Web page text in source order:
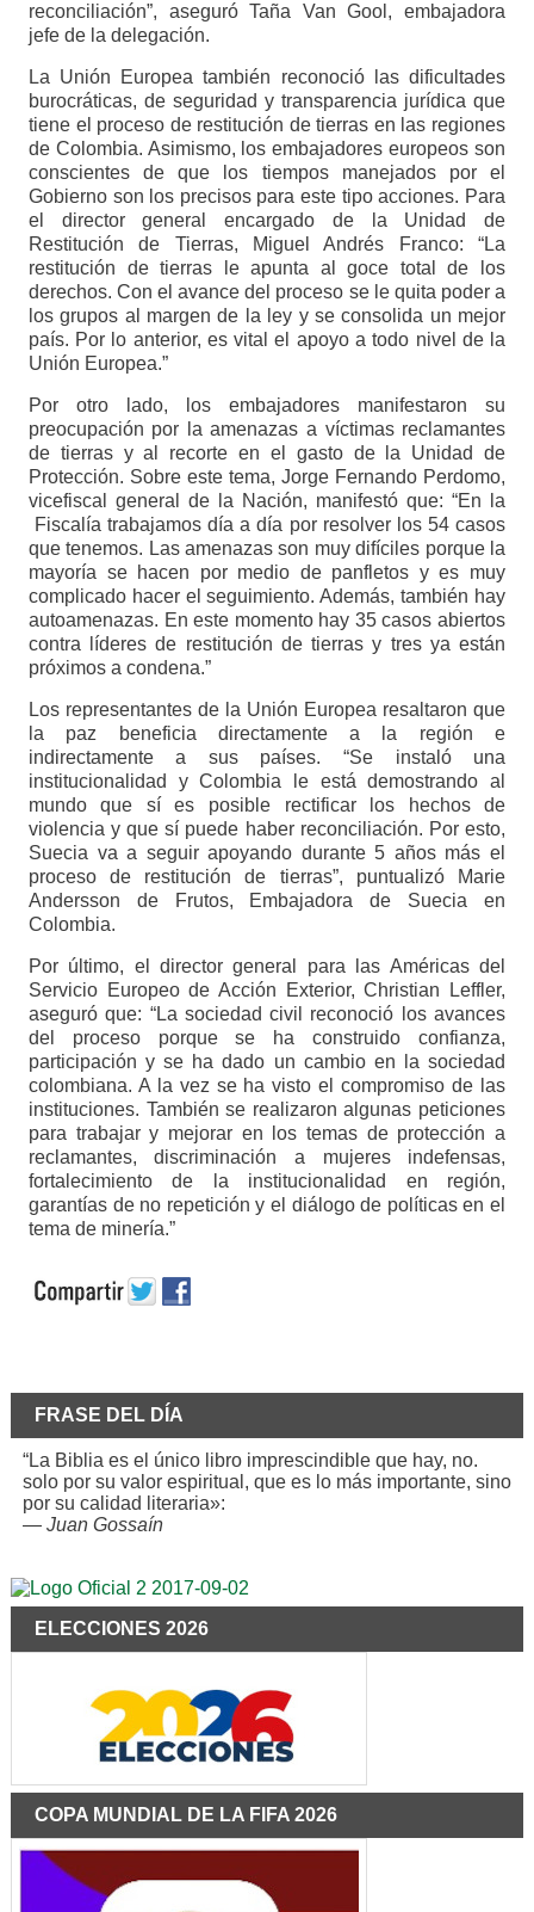
reconciliación”, aseguró Taña Van Gool, embajadora
jefe de la delegación.
La Unión Europea también reconoció las dificultades
burocráticas, de seguridad y transparencia jurídica que
tiene el proceso de restitución de tierras en las regiones
de Colombia. Asimismo, los embajadores europeos son
conscientes de que los tiempos manejados por el
Gobierno son los precisos para este tipo acciones. Para
el director general encargado de la Unidad de
Restitución de Tierras, Miguel Andrés Franco: “La
restitución de tierras le apunta al goce total de los
derechos. Con el avance del proceso se le quita poder a
los grupos al margen de la ley y se consolida un mejor
país. Por lo anterior, es vital el apoyo a todo nivel de la
Unión Europea.”
Por otro lado, los embajadores manifestaron su
preocupación por la amenazas a víctimas reclamantes
de tierras y al recorte en el gasto de la Unidad de
Protección. Sobre este tema, Jorge Fernando Perdomo,
vicefiscal general de la Nación, manifestó que: “En la
Fiscalía trabajamos día a día por resolver los 54 casos
que tenemos. Las amenazas son muy difíciles porque la
mayoría se hacen por medio de panfletos y es muy
complicado hacer el seguimiento. Además, también hay
autoamenazas. En este momento hay 35 casos abiertos
contra líderes de restitución de tierras y tres ya están
próximos a condena.”
Los representantes de la Unión Europea resaltaron que
la paz beneficia directamente a la región e
indirectamente a sus países. “Se instaló una
institucionalidad y Colombia le está demostrando al
mundo que sí es posible rectificar los hechos de
violencia y que sí puede haber reconciliación. Por esto,
Suecia va a seguir apoyando durante 5 años más el
proceso de restitución de tierras”, puntualizó Marie
Andersson de Frutos, Embajadora de Suecia en
Colombia.
Por último, el director general para las Américas del
Servicio Europeo de Acción Exterior, Christian Leffler,
aseguró que: “La sociedad civil reconoció los avances
del proceso porque se ha construido confianza,
participación y se ha dado un cambio en la sociedad
colombiana. A la vez se ha visto el compromiso de las
instituciones. También se realizaron algunas peticiones
para trabajar y mejorar en los temas de protección a
reclamantes, discriminación a mujeres indefensas,
fortalecimiento de la institucionalidad en región,
garantías de no repetición y el diálogo de políticas en el
tema de minería.”
FRASE DEL DÍA
“La Biblia es el único libro imprescindible que hay, no.
solo por su valor espiritual, que es lo más importante, sino
por su calidad literaria»:
— Juan Gossaín
ELECCIONES 2026
COPA MUNDIAL DE LA FIFA 2026